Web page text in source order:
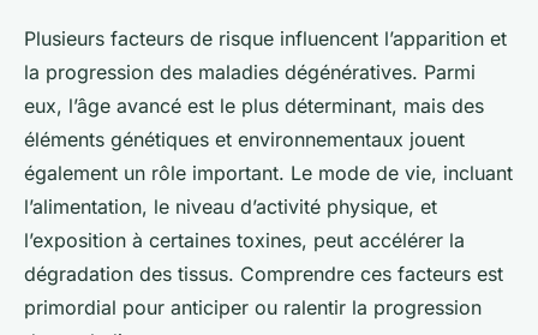
Plusieurs facteurs de risque influencent l’apparition et
la progression des maladies dégénératives. Parmi
eux, l’âge avancé est le plus déterminant, mais des
éléments génétiques et environnementaux jouent
également un rôle important. Le mode de vie, incluant
l’alimentation, le niveau d’activité physique, et
l’exposition à certaines toxines, peut accélérer la
dégradation des tissus. Comprendre ces facteurs est
primordial pour anticiper ou ralentir la progression